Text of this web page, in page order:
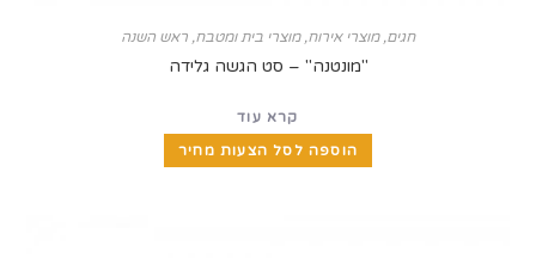
מוצרי אירוח,מוצרי בית ומטבח,ראש השנה
"מונטנה" – סט הגשה גלידה
הוספה לסל הצעות מחיר